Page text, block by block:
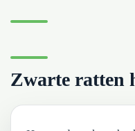
Zwarte ratten